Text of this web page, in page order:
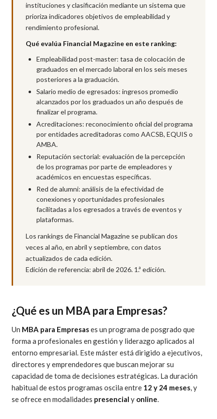
instituciones y clasificación mediante un sistema que
prioriza indicadores objetivos de empleabilidad y
rendimiento profesional.
Qué evalúa Financial Magazine en este ranking:
Empleabilidad post-master: tasa de colocación de
graduados en el mercado laboral en los seis meses
posteriores a la graduación.
Salario medio de egresados: ingresos promedio
alcanzados por los graduados un año después de
finalizar el programa.
Acreditaciones: reconocimiento oficial del programa
por entidades acreditadoras como AACSB, EQUIS o
AMBA.
Reputación sectorial: evaluación de la percepción
de los programas por parte de empleadores y
académicos en encuestas específicas.
Red de alumni: análisis de la efectividad de
conexiones y oportunidades profesionales
facilitadas a los egresados a través de eventos y
plataformas.
Los rankings de Financial Magazine se publican dos
veces al año, en abril y septiembre, con datos
actualizados de cada edición.
Edición de referencia: abril de 2026. 1.ª edición.
¿Qué es un MBA para Empresas?
Un MBA para Empresases un programa de posgrado que
forma a profesionales en gestión y liderazgo aplicados al
entorno empresarial. Este máster está dirigido a ejecutivos,
directores y emprendedores que buscan mejorar su
capacidad de toma de decisiones estratégicas. La duración
habitual de estos programas oscila entre 12 y 24 meses, y
se ofrece en modalidades presencial y online.